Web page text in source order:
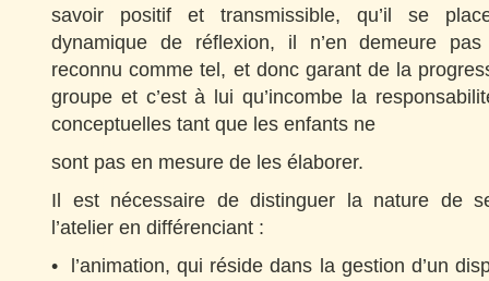
savoir positif et transmissible, qu’il se
dynamique de réflexion, il n’en demeure
reconnu comme tel, et donc garant de la
groupe et c’est à lui qu’incombe la
conceptuelles tant que les enfants ne
sont pas en mesure de les élaborer.
Il est nécessaire de distinguer la nature de
l’atelier en différenciant :
• l’animation, qui réside dans la gestion d’un